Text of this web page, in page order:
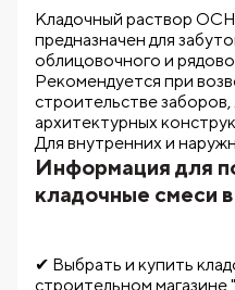
Кладочный раствор
предназначен для
облицовочного и
Рекомендуется при
строительстве
архитектурных
Для внутренних и
Информация для
кладочные смеси
✔ Выбрать и купить
строительном